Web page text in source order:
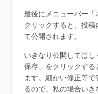
最後にメニューバー
クリックすると、投
て公開されます。
いきなり公開してほ
保存」をクリックす
ます。細かい修正等
るので、私の場合い